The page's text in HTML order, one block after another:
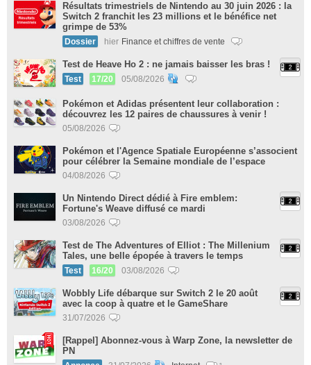
Résultats trimestriels de Nintendo au 30 juin 2026 : la
Switch 2 franchit les 23 millions et le bénéfice net
grimpe de 53%
Dossier hier Finance et chiffres de vente
Test de Heave Ho 2 : ne jamais baisser les bras !
Test 17/20 05/08/2026
Pokémon et Adidas présentent leur collaboration :
découvrez les 12 paires de chaussures à venir !
05/08/2026
Pokémon et l'Agence Spatiale Européenne s’associent
pour célébrer la Semaine mondiale de l’espace
04/08/2026
Un Nintendo Direct dédié à Fire emblem:
Fortune's Weave diffusé ce mardi
03/08/2026
Test de The Adventures of Elliot : The Millenium
Tales, une belle épopée à travers le temps
Test 16/20 03/08/2026
Wobbly Life débarque sur Switch 2 le 20 août
avec la coop à quatre et le GameShare
31/07/2026
[Rappel] Abonnez-vous à Warp Zone, la newsletter de
PN